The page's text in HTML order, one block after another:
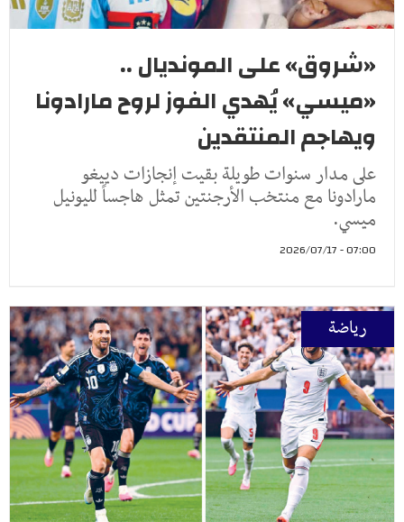
«شروق» على المونديال ..
«ميسي» يُهدي الفوز لروح مارادونا
ويهاجم المنتقدين
على مدار سنوات طويلة بقيت إنجازات دييغو
مارادونا مع منتخب الأرجنتين تمثل هاجساً لليونيل
ميسي.
07:00 - 2026/07/17
رياضة